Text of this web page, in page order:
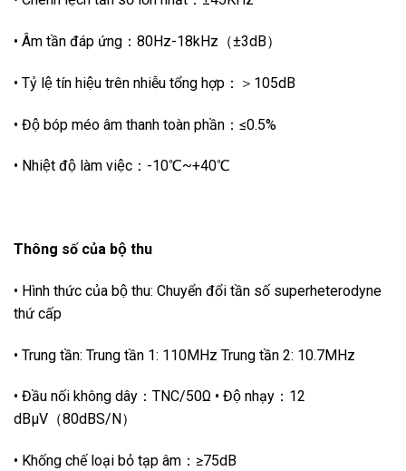
• Âm tần đáp ứng：80Hz-18kHz（±3dB）
• Tỷ lệ tín hiệu trên nhiễu tổng hợp：＞105dB
• Độ bóp méo âm thanh toàn phần：≤0.5%
• Nhiệt độ làm việc：-10℃~+40℃
Thông số của bộ thu
• Hình thức của bộ thu: Chuyển đổi tần số superheterodyne
thứ cấp
• Trung tần: Trung tần 1: 110MHz Trung tần 2: 10.7MHz
• Đầu nối không dây：TNC/50Ω • Độ nhạy：12
dBμV（80dBS/N）
• Khống chế loại bỏ tạp âm：≥75dB